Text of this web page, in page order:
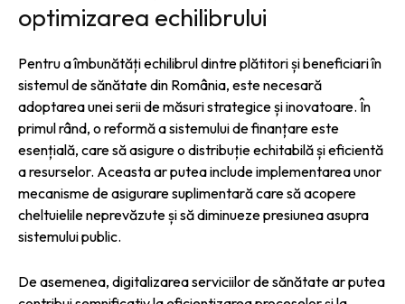
optimizarea echilibrului
Pentru a îmbunătăți echilibrul dintre plătitori și beneficiari în
sistemul de sănătate din România, este necesară
adoptarea unei serii de măsuri strategice și inovatoare. În
primul rând, o reformă a sistemului de finanțare este
esențială, care să asigure o distribuție echitabilă și eficientă
a resurselor. Aceasta ar putea include implementarea unor
mecanisme de asigurare suplimentară care să acopere
cheltuielile neprevăzute și să diminueze presiunea asupra
sistemului public.
De asemenea, digitalizarea serviciilor de sănătate ar putea